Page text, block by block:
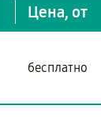
Цена, от
бесплатно